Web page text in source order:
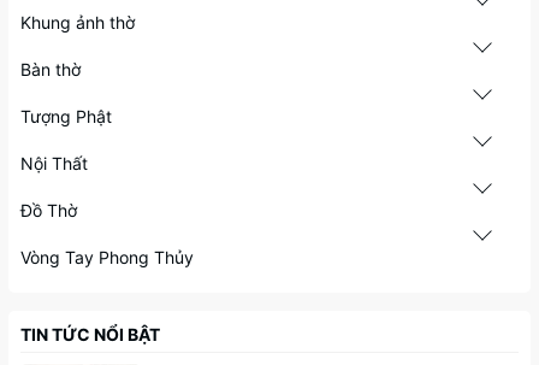
Khung ảnh thờ
Bàn thờ
Tượng Phật
Nội Thất
Đồ Thờ
Vòng Tay Phong Thủy
TIN TỨC NỔI BẬT